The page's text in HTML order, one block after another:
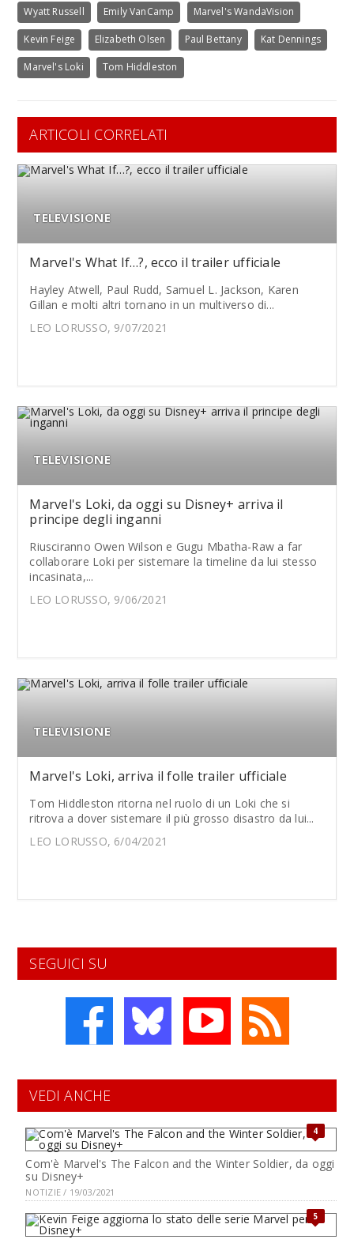
Wyatt Russell Emily VanCamp Marvel's WandaVision
Kevin Feige Elizabeth Olsen Paul Bettany Kat Dennings
Marvel's Loki Tom Hiddleston
ARTICOLI CORRELATI
TELEVISIONE
Marvel's What If…?, ecco il trailer ufficiale
Hayley Atwell, Paul Rudd, Samuel L. Jackson, Karen
Gillan e molti altri tornano in un multiverso di...
LEO LORUSSO, 9/07/2021
TELEVISIONE
Marvel's Loki, da oggi su Disney+ arriva il
principe degli inganni
Riusciranno Owen Wilson e Gugu Mbatha-Raw a far
collaborare Loki per sistemare la timeline da lui stesso
incasinata,...
LEO LORUSSO, 9/06/2021
TELEVISIONE
Marvel's Loki, arriva il folle trailer ufficiale
Tom Hiddleston ritorna nel ruolo di un Loki che si
ritrova a dover sistemare il più grosso disastro da lui...
LEO LORUSSO, 6/04/2021
SEGUICI SU
VEDI ANCHE
4
Com'è Marvel's The Falcon and the Winter Soldier, da oggi
su Disney+
NOTIZIE / 19/03/2021
5